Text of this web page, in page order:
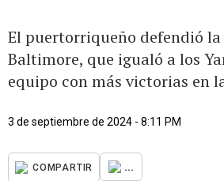
El puertorriqueño defendió la
Baltimore, que igualó a los
equipo con más victorias en
3 de septiembre de 2024 - 8:11 PM
COMPARTIR ...